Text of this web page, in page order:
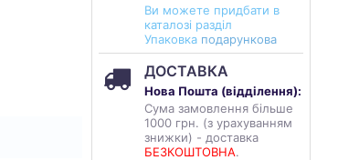
Ви можете придбати в
каталозі разділ
Упаковка подарункова
ДОСТАВКА
Нова Пошта (відділення):
Сума замовлення більше
1000 грн. (з урахуванням
знижки) - доставка
БЕЗКОШТОВНА.